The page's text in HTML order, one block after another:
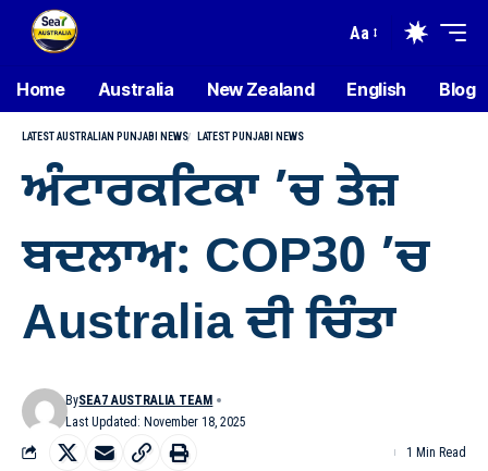
Aa
Home Australia New Zealand English Blog
LATEST AUSTRALIAN PUNJABI NEWS LATEST PUNJABI NEWS
ਅੰਟਾਰਕਟਿਕਾ ’ਚ ਤੇਜ਼
ਬਦਲਾਅ: COP30 ’ਚ
Australia ਦੀ ਚਿੰਤਾ
Last Updated: November 18, 2025
BySEA7 AUSTRALIA TEAM
1 Min Read